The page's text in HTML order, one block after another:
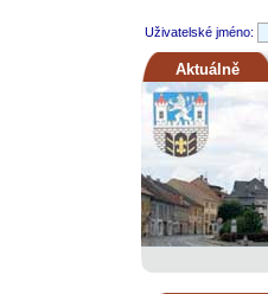
Uživatelské jméno:
Aktuálně